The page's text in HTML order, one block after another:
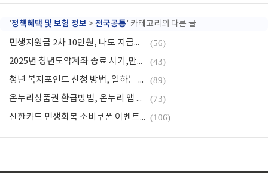
'정책혜택 및 보험 정보 >전국공통' 카테고리의 다른 글
민생지원금 2차 10만원, 나도 지급대상에 포함이 될까?(은행별 신청, 소득 기준 정리) (56)
2025년 청년도약계좌 종료 시기,만기 후 수령 절차(청년미래적금 개편) (43)
청년 복지포인트 신청 방법, 일하는 청년이라면 최대 120만원 지급 (89)
온누리상품권 환급방법, 온누리 앱 설치 및 사용처 알아보기 (73)
신한카드 민생회복 소비쿠폰 이벤트 참여방법｜1차 사용하면 최대 5만 원 추가 혜택 (106)